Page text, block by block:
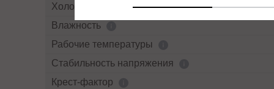
Холодный старт
Влажность
Рабочие температуры
Cтабильность напряжения
Крест-фактор